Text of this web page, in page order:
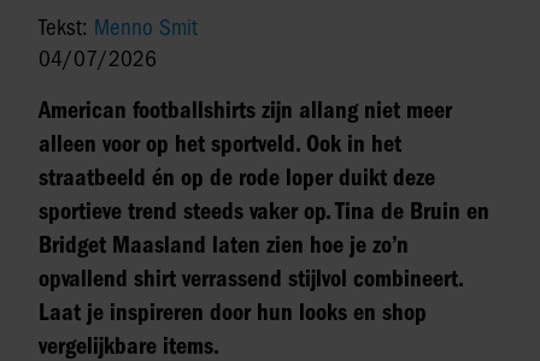
Tekst: Menno Smit
04/07/2026
American footballshirts zijn allang niet meer
alleen voor op het sportveld. Ook in het
straatbeeld én op de rode loper duikt deze
sportieve trend steeds vaker op. Tina de Bruin en
Bridget Maasland laten zien hoe je zo’n
opvallend shirt verrassend stijlvol combineert.
Laat je inspireren door hun looks en shop
vergelijkbare items.